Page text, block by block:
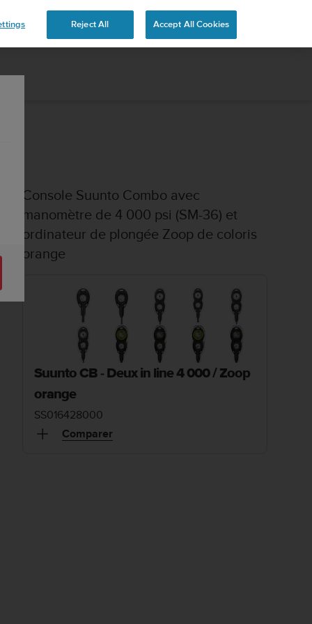
Console Suunto Combo avec
manomètre de 4 000 psi (SM-36) et
ordinateur de plongée Zoop de coloris
orange
Suunto CB - Deux in line 4 000 / Zoop
orange
SS016428000
Comparer
Reject All Accept All Cookies